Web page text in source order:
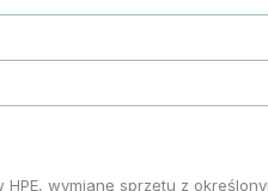
wymianę sprzętu z